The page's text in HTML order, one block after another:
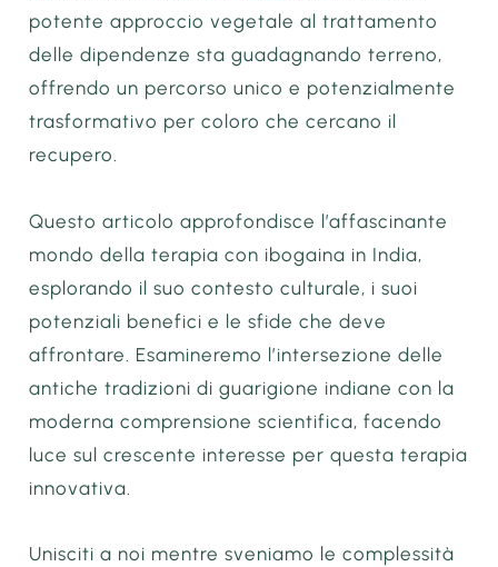
potente approccio vegetale al trattamento
delle dipendenze sta guadagnando terreno,
offrendo un percorso unico e potenzialmente
trasformativo per coloro che cercano il
recupero.
Questo articolo approfondisce l’affascinante
mondo della terapia con ibogaina in India,
esplorando il suo contesto culturale, i suoi
potenziali benefici e le sfide che deve
affrontare. Esamineremo l’intersezione delle
antiche tradizioni di guarigione indiane con la
moderna comprensione scientifica, facendo
luce sul crescente interesse per questa terapia
innovativa.
Unisciti a noi mentre sveniamo le complessità